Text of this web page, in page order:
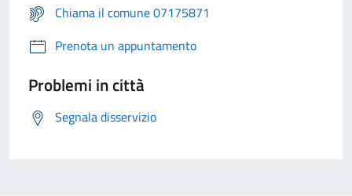
Chiama il comune 07175871
Prenota un appuntamento
Problemi in città
Segnala disservizio